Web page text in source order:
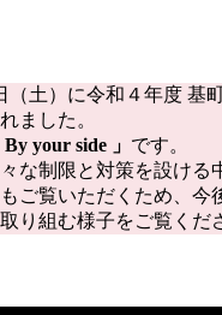
（土）に令和４年度
ました。
By your side 」 です。
な制限と対策を設ける
ご覧いただくため、
り組む様子をご覧くだ